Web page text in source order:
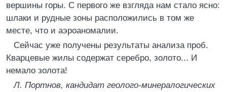
вершины горы. С первого же взгляда нам стало ясно:
шлаки и рудные зоны расположились в том же
месте, что и аэроаномалии.
Сейчас уже получены результаты анализа проб.
Кварцевые жилы содержат серебро, золото... И
немало золота!
Л. Портнов, кандидат геолого-минералогических